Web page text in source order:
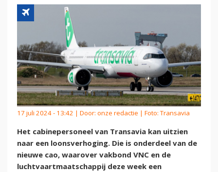
17 juli 2024 - 13:42 | Door: onze redactie | Foto: Transavia
Het cabinepersoneel van Transavia kan uitzien
naar een loonsverhoging. Die is onderdeel van de
nieuwe cao, waarover vakbond VNC en de
luchtvaartmaatschappij deze week een